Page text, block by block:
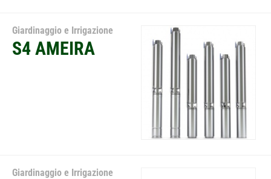
Giardinaggio e Irrigazione
S4 AMEIRA
Giardinaggio e Irrigazione